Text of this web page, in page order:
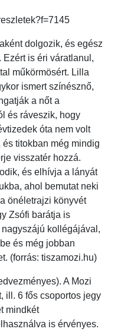
dolgozik, és egész
is éri váratlanul,
műkörmösért. Lilla
ismert színésznő,
a nőt a
és ráveszik, hogy
óta nem volt
titokban még mindig
visszatér hozzá.
és elhívja a lányát
ahol bemutat neki
önéletrajzi könyvét
Zsófi barátja is
kollégájával,
és még jobban
(forrás: tiszamozi.hu)
A Mozi
ill. 6 fős csoportos jegy
mindkét
is érvényes.